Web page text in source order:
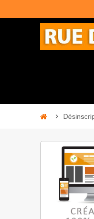
chevron_right